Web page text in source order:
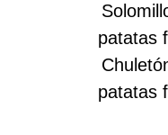
patatas
patatas